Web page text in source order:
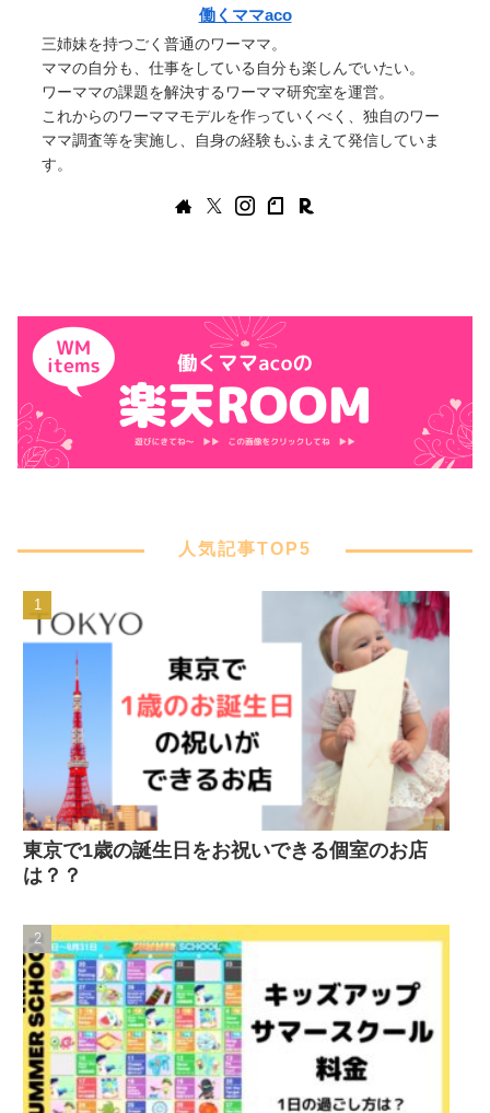
働くママaco
三姉妹を持つごく普通のワーママ。
ママの自分も、仕事をしている自分も楽しんでいたい。
ワーママの課題を解決するワーママ研究室を運営。
これからのワーママモデルを作っていくべく、独自のワー
ママ調査等を実施し、自身の経験もふまえて発信していま
す。
人気記事TOP5
東京で1歳の誕生日をお祝いできる個室のお店
は？？